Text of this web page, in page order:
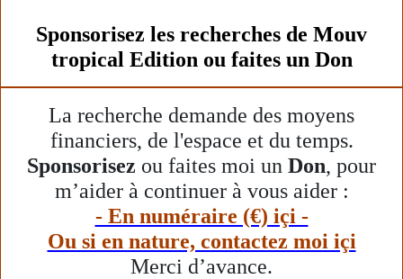
Sponsorisez les recherches de Mouv
tropical Edition ou faites un Don
La recherche demande des moyens
financiers, de l'espace et du temps.
Sponsorisez ou faites moi un Don, pour
m’aider à continuer à vous aider :
- En numéraire (€) içi -
Ou si en nature, contactez moi içi
Merci d’avance.